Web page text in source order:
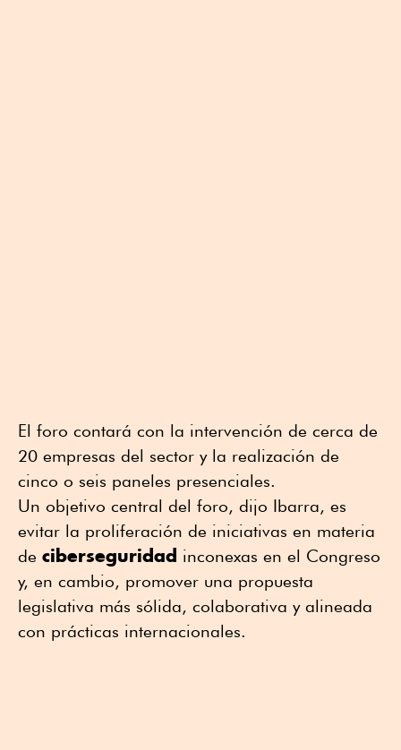
El foro contará con la intervención de cerca de
20 empresas del sector y la realización de
cinco o seis paneles presenciales.
Un objetivo central del foro, dijo Ibarra, es
evitar la proliferación de iniciativas en materia
de ciberseguridad inconexas en el Congreso
y, en cambio, promover una propuesta
legislativa más sólida, colaborativa y alineada
con prácticas internacionales.